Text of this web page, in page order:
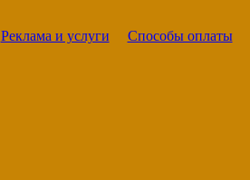
Реклама и услуги Способы оплаты